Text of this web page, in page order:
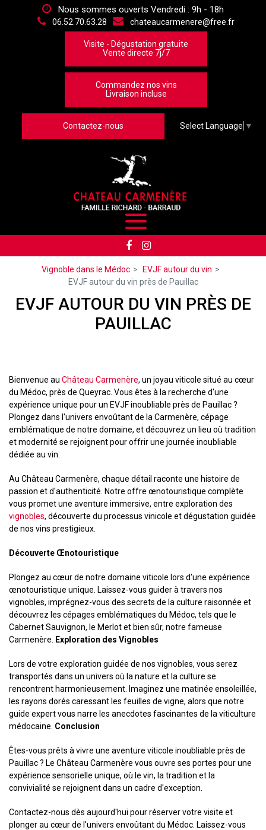
Nous sommes ouverts Vendredi : 9h - 18h
06.52.70.63.28 chateaucarmenere@free.fr
Visite - Dégustation gratuite
Vente directe 7j/7
Commandez nos vins
Livraison incluse
Contactez-nous Select Language ▼
Vignoble dans le Médoc
EVJF autour du vin
EVJF autour du vin près de Pauillac
EVJF AUTOUR DU VIN PRÈS DE
PAUILLAC
Bienvenue au Château Carmenère, un joyau viticole situé au cœur
du Médoc, près de Queyrac. Vous êtes à la recherche d'une
expérience unique pour un EVJF inoubliable près de Pauillac ?
Plongez dans l'univers envoûtant de la Carmenère, cépage
emblématique de notre domaine, et découvrez un lieu où tradition
et modernité se rejoignent pour offrir une journée inoubliable
dédiée au vin.
Au Château Carmenère, chaque détail raconte une histoire de
passion et d'authenticité. Notre offre œnotouristique complète
vous promet une aventure immersive, entre exploration des
vignobles, découverte du processus vinicole et dégustation guidée
de nos vins prestigieux.
Découverte Œnotouristique
Plongez au cœur de notre domaine viticole lors d'une expérience
œnotouristique unique. Laissez-vous guider à travers nos
vignobles, imprégnez-vous des secrets de la culture raisonnée et
découvrez les cépages emblématiques du Médoc, tels que le
Cabernet Sauvignon, le Merlot et bien sûr, notre fameuse
Carmenère. Exploration des Vignobles
Lors de votre exploration guidée de nos vignobles, vous serez
transportés dans un univers où la nature et la culture se
rencontrent harmonieusement. Imaginez une matinée ensoleillée,
les rayons dorés caressant les feuilles de vigne, alors que notre
guide expert vous narre les anecdotes fascinantes de la viticulture
médocaine. Conclusion
Êtes-vous prêts à vivre une aventure viticole inoubliable près de
Pauillac ? Le Château Carmenère vous ouvre ses portes pour une
expérience sensorielle unique, où le vin, la tradition et la
convivialité se rejoignent dans un cadre d'exception.
Contactez-nous dès aujourd'hui pour réserver votre visite et
plonger au cœur de l'univers envoûtant du Médoc. Laissez-vous
Panneau de gestion des cookies